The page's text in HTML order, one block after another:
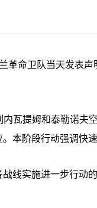
命卫队当天发表声
瓦提姆和泰勒诺夫
本阶段行动强调快
线实施进一步行动